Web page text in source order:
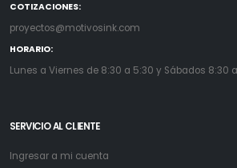
COTIZACIONES:
proyectos@motivosink.com
HORARIO:
Lunes a Viernes de 8:30 a 5:30 y Sábados 8:30 a
SERVICIO AL CLIENTE
Ingresar a mi cuenta